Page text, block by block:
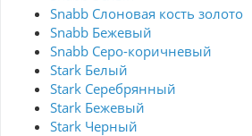
Snabb Слоновая кость золото
Snabb Бежевый
Snabb Серо-коричневый
Stark Белый
Stark Серебрянный
Stark Бежевый
Stark Черный